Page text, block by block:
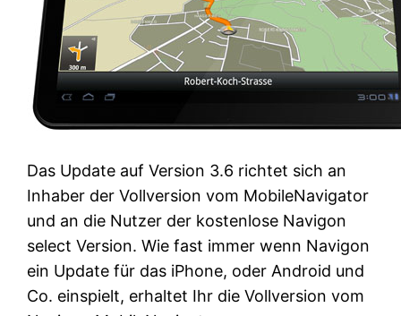
Das Update auf Version 3.6 richtet sich an
Inhaber der Vollversion vom MobileNavigator
und an die Nutzer der kostenlose Navigon
select Version. Wie fast immer wenn Navigon
ein Update für das iPhone, oder Android und
Co. einspielt, erhaltet Ihr die Vollversion vom